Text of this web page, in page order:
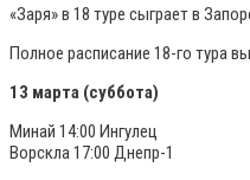
«Заря» в 18 туре сыграет в
Полное расписание 18-го тура
13 марта (суббота)
Минай 14:00 Ингулец
Ворскла 17:00 Днепр-1